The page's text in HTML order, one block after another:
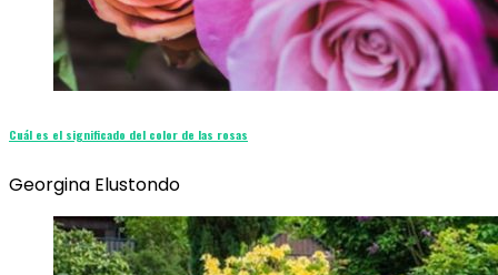
Cuál es el significado del color de las rosas
Georgina Elustondo